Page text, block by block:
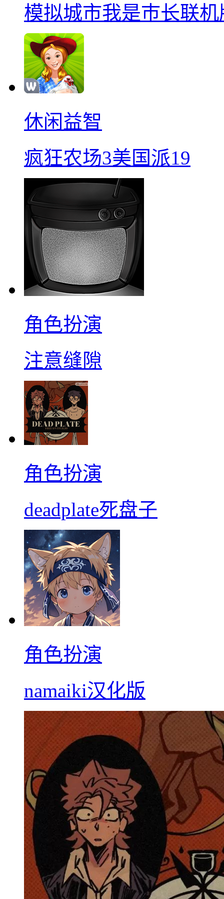
模拟城市我是巿长联机
休闲益智
疯狂农场3美国派19
角色扮演
注意缝隙
角色扮演
deadplate死盘子
角色扮演
namaiki汉化版